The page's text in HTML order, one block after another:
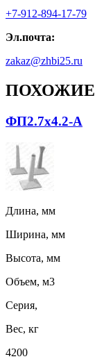
+7-912-894-17-79
Эл.почта:
zakaz@zhbi25.ru
ФП2.7х4.2-А
Длина, мм
Ширина, мм
Высота, мм
Объем, м3
Серия,
Вес, кг
4200